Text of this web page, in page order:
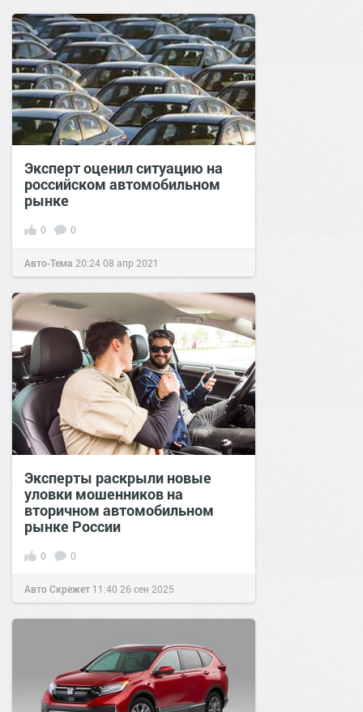
Эксперт оценил ситуацию на
российском автомобильном
рынке
0 0
Авто-Тема 20:2408 апр 2021
Эксперты раскрыли новые
уловки мошенников на
вторичном автомобильном
рынке России
0 0
Авто Скрежет 11:40 26 сен 2025